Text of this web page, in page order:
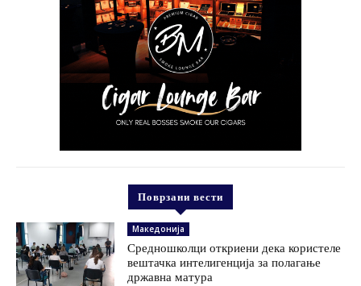
Поврзани вести
Македонија
Средношколци откриени дека користеле
вештачка интелигенција за полагање
државна матура